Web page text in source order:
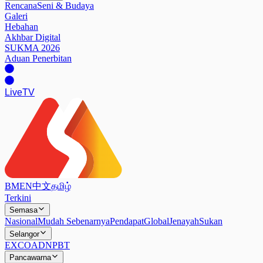
RencanaSeni & Budaya
Galeri
Hebahan
Akhbar Digital
SUKMA 2026
Aduan Penerbitan
LiveTV
BMEN中文தமிழ்
Terkini
Semasa
NasionalMudah SebenarnyaPendapatGlobalJenayahSukan
Selangor
EXCOADNPBT
Pancawarna